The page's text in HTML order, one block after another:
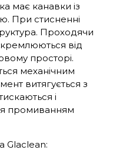
має канавки із
При стисненні
Проходячи
від
просторі.
механічним
витягується з
і
промиванням
Glaclean: